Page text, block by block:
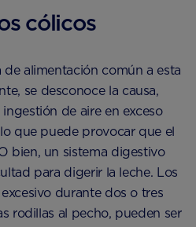
cólicos
alimentación común a esta
se desconoce la causa,
de aire en exceso
que puede provocar que el
bien, un sistema digestivo
para digerir la leche. Los
durante dos o tres
rodillas al pecho, pueden ser